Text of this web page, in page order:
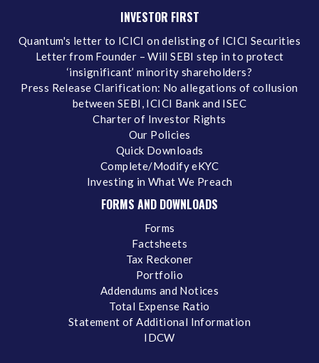
INVESTOR FIRST
Quantum's letter to ICICI on delisting of ICICI Securities
Letter from Founder – Will SEBI step in to protect
‘insignificant’ minority shareholders?
Press Release Clarification: No allegations of collusion
between SEBI, ICICI Bank and ISEC
Charter of Investor Rights
Our Policies
Quick Downloads
Complete/Modify eKYC
Investing in What We Preach
FORMS AND DOWNLOADS
Forms
Factsheets
Tax Reckoner
Portfolio
Addendums and Notices
Total Expense Ratio
Statement of Additional Information
IDCW